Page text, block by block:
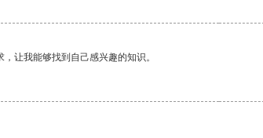
让我能够找到自己感兴趣的知识。